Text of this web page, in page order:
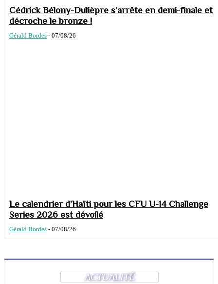
Cédrick Bélony-Dulièpre s’arrête en demi-finale et
décroche le bronze !
Gérald Bordes - 07/08/26
Le calendrier d’Haïti pour les CFU U-14 Challenge
Series 2026 est dévoilé
Gérald Bordes - 07/08/26
ACTUALITÉ